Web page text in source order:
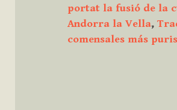
portat la fusió de la
Andorra la Vella,
comensales más